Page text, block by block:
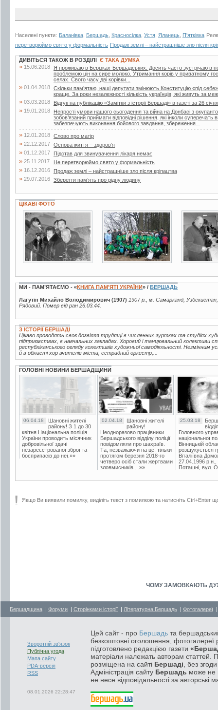
Населені пункти: Баланівка Бершадь Красносілка Устя Яланець П'ятківка
перетворюймо свято у формальність Продаж землі – найстрашніше зло після
ДИВІТЬСЯ ТАКОЖ В РОЗДІЛІ Є ТАКА ДУМКА
» 15.06.2018
Я проживаю в Берізках-Бершадських. Досить часто зустрічаю в
проблемою цін на сире молоко. Утримання корів у приватному
селах. Свого часу дві корівки...
» 01.04.2018 Скільки пам’ятаю, наші депутати змінюють Конституцію «під
краще. За роки незалежності кількість українців, які живуть за
» 03.03.2018 Відгук на публікацію «Замітки з історії Бершаді» в газеті за 26
» 19.01.2018
Непрості умови нашого сьогодення та війна на Донбасі з
зобов’язаний приймати відповідні рішення, які інколи
забезпечують виконання бойового завдання, збереження...
» 12.01.2018 Слово про матір
» 22.12.2017 Основа життя – здоров’я
» 01.12.2017 Підстав для звинувачення лікаря немає
» 25.11.2017 Не перетворюймо свято у формальність
» 16.12.2016 Продаж землі – найстрашніше зло після кріпацтва
» 29.07.2016 Зберегти пам’ять про рідну людину
ЦІКАВІ ФОТО
4 фото 5 фото 4 фото
МИ - ПАМ’ЯТАЄМО - «КНИГА ПАМ’ЯТІ УКРАЇНИ» / БЕРШАДЬ
Лагутін Михайло Володимирович (1907) 1907 р., м. Самарканд, Узбекистан,
Рядовий. Помер від ран 26.03.44.
З ІСТОРІЇ БЕРШАДІ
Цікаво проводять своє дозвілля трудящі в численних гуртках та студіях
підприємствах, в навчальних закладах. Хоровий і танцювальний колективи
республіканського огляду колективів художньої самодіяльності. Незмінним
й в області хор вчителів міста, естрадний оркестр,...
ГОЛОВНІ НОВИНИ БЕРШАДЩИНИ
06.04.18
Шановні жителі
району! З 1 до 30
квітня Національна поліція
України проводить місячник
добровільної здачі
незареєстрованої зброї та
боєприпасів до неї.»»
02.04.18
Шановні жителі
району!
Неодноразово працівники
Бершадського відділу поліції
повідомляли про шахраїв.
Та, незважаючи на це, тільки
протягом березня 2018-го
четверо осіб стали жертвами
зловмисників....»»
25.03.18
Головного
національної
Вінницькій
розшукується
Віталіївна
27.04.1996 р.н.,
Поташні, вул.
Якщо Ви виявили помилку, виділіть текст з помилкою та натисніть Ctrl+Enter
ЧОМУ ЗАМОВКАЮТЬ
Бершадщина | Форуми | Сторінками історії | Літературна Бершадь | Фотогалереї
Зворотній зв'язок
Публічна угода
Мапа сайту
PDA-версія
RSS
08.01.2026 22:28:47
Цей сайт - про Бершадь та
безкоштовні оголошення, фотогалереї
підготовлено редакцією газети
матеріали належать авторам статтей.
розміщена на сайті Бершаді , без
Адміністрація сайту Бершадь може не
не несе відповідальності за авторські